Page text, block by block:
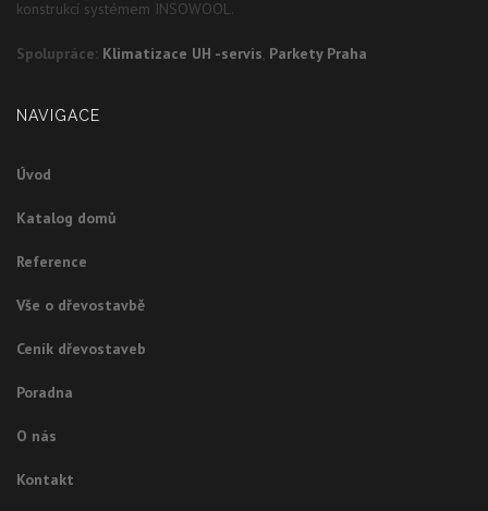
konstrukcí systémem INSOWOOL.
Spolupráce: Klimatizace UH -servis, Parkety Praha
NAVIGACE
Úvod
Katalog domů
Reference
Vše o dřevostavbě
Ceník dřevostaveb
Poradna
O nás
Kontakt